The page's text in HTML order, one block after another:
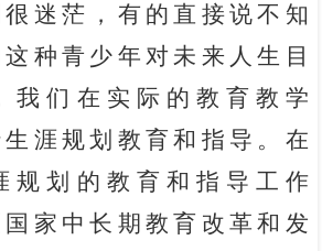
迷茫，有的直接说不知
种青少年对未来人生目
我们在实际的教育教学
涯规划教育和指导。在
规划的教育和指导工作
家中长期教育改革和发